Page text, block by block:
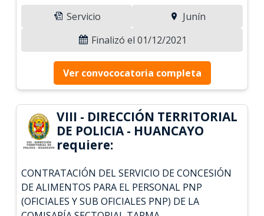
Servicio
Junín
Finalizó el 01/12/2021
Ver convococatoria completa
VIII - DIRECCIÓN TERRITORIAL
DE POLICIA - HUANCAYO
requiere:
CONTRATACIÓN DEL SERVICIO DE CONCESIÓN
DE ALIMENTOS PARA EL PERSONAL PNP
(OFICIALES Y SUB OFICIALES PNP) DE LA